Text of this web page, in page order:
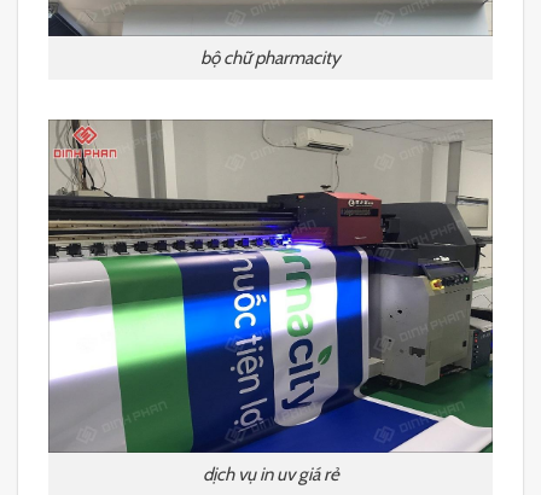
bộ chữ pharmacity
dịch vụ in uv giá rẻ